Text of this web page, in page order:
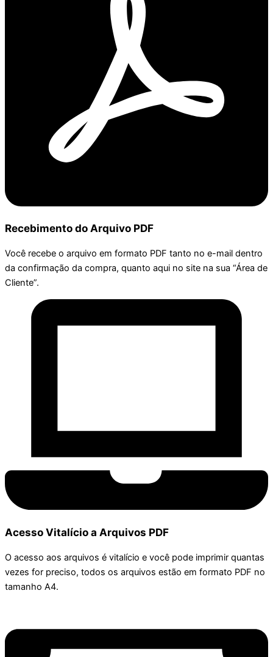
Recebimento do Arquivo PDF
Você recebe o arquivo em formato PDF tanto no e-mail dentro
da confirmação da compra, quanto aqui no site na sua “Área de
Cliente”.
Acesso Vitalício a Arquivos PDF
O acesso aos arquivos é vitalício e você pode imprimir quantas
vezes for preciso, todos os arquivos estão em formato PDF no
tamanho A4.